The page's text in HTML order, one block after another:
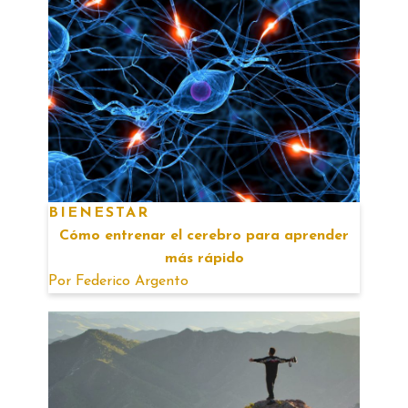
BIENESTAR
Cómo entrenar el cerebro para aprender
más rápido
Por Federico Argento